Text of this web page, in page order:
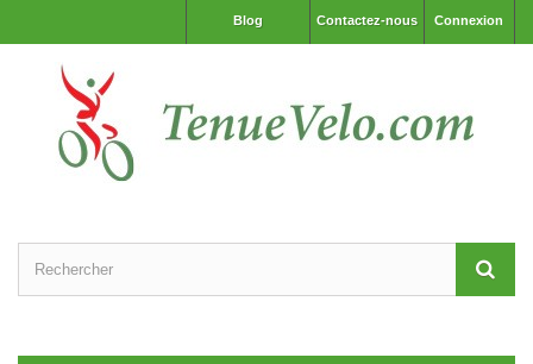
Connexion
Contactez-nous
Blog